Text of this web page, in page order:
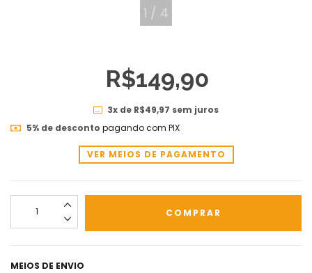
1 / 4
R$149,90
3x de R$49,97 sem juros
5% de desconto pagando com PIX
VER MEIOS DE PAGAMENTO
MEIOS DE ENVIO